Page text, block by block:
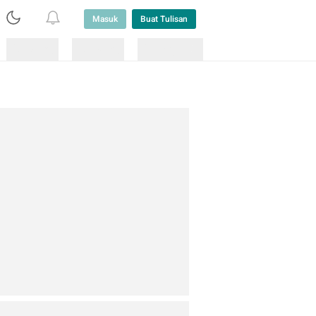
Masuk Buat Tulisan